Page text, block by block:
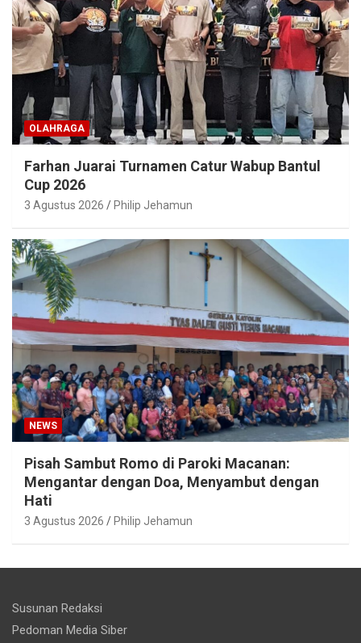
OLAHRAGA
Farhan Juarai Turnamen Catur Wabup Bantul
Cup 2026
3 Agustus 2026 Philip Jehamun
NEWS
Pisah Sambut Romo di Paroki Macanan:
Mengantar dengan Doa, Menyambut dengan
Hati
3 Agustus 2026 Philip Jehamun
Susunan Redaksi
Pedoman Media Siber